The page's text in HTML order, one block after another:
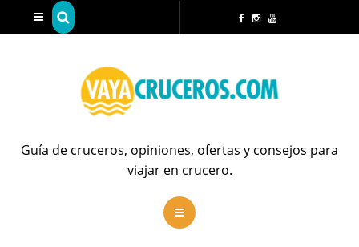
Guía de cruceros, opiniones, ofertas y consejos para
viajar en crucero.